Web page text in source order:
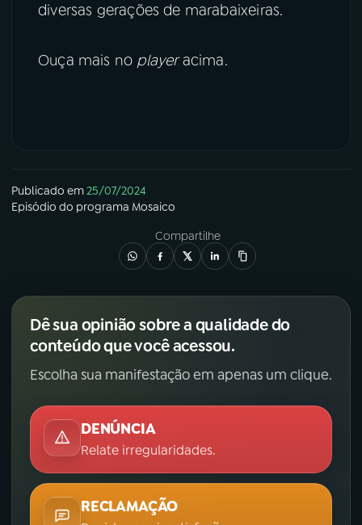
diversas gerações de marabaixeiras.
Ouça mais no playeracima.
Publicado em25/07/2024
Episódio do programa Mosaico
Compartilhe
Dê sua opinião sobre a qualidade do
conteúdo que você acessou.
Escolha sua manifestação em apenas um clique.
DENÚNCIA
Relate irregularidades.
RECLAMAÇÃO